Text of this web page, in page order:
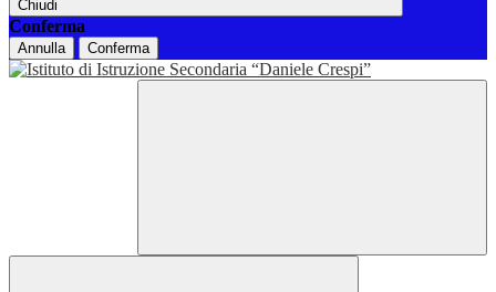
Chiudi
Conferma
Annulla Conferma